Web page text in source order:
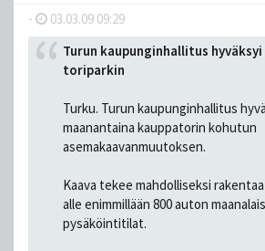
- 03.03.09 09:29
Turun kaupunginhallitus
toriparkin
Turku. Turun kaupunginhallitus
maanantaina kauppatorin kohutun
asemakaavanmuutoksen.
Kaava tekee mahdolliseksi
alle enimmillään 800 auton
pysäköintitilat.